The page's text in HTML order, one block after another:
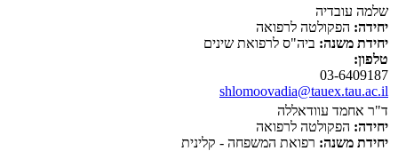
שלמה עובדיה
יחידה: הפקולטה לרפואה
יחידת משנה: ביה"ס לרפואת שינים
טלפון:
03-6409187
shlomoovadia@tauex.tau.ac.il
ד"ר אחמד עוודאללה
יחידה: הפקולטה לרפואה
יחידת משנה: רפואת המשפחה - קלינית